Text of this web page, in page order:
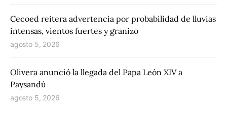
Cecoed reitera advertencia por probabilidad de lluvias
intensas, vientos fuertes y granizo
agosto 5, 2026
Olivera anunció la llegada del Papa León XIV a
Paysandú
agosto 5, 2026